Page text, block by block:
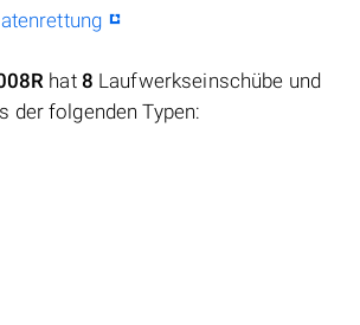
hat 8 Laufwerkseinschübe und
der folgenden Typen: